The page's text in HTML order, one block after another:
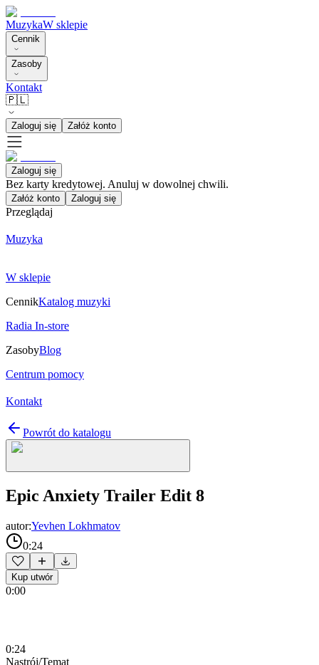
MuzykaW sklepie
Cennik
Zasoby
Kontakt
🇵🇱
Zaloguj się Załóż konto
Zaloguj się
Bez karty kredytowej. Anuluj w dowolnej chwili.
Załóż konto Zaloguj się
Przeglądaj
Muzyka
W sklepie
CennikKatalog muzyki
Radia In-store
ZasobyBlog
Centrum pomocy
Kontakt
Powrót do katalogu
Epic Anxiety Trailer Edit 8
autor:Yevhen Lokhmatov
0:24
Kup utwór
0:00
0:24
Nastrój/Temat